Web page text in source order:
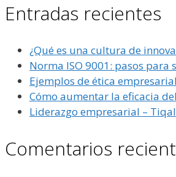
Entradas recientes
¿Qué es una cultura de
Norma ISO 9001: pasos
Ejemplos de ética
Cómo aumentar la eficacia
Liderazgo empresarial – Tiqal
Comentarios